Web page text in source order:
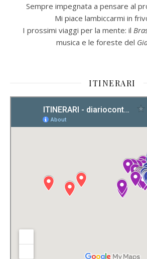
Sempre impegnata a pensare al
Mi piace lambiccarmi in
I prossimi viaggi per la mente: il
musica e le foreste del
ITINERARI